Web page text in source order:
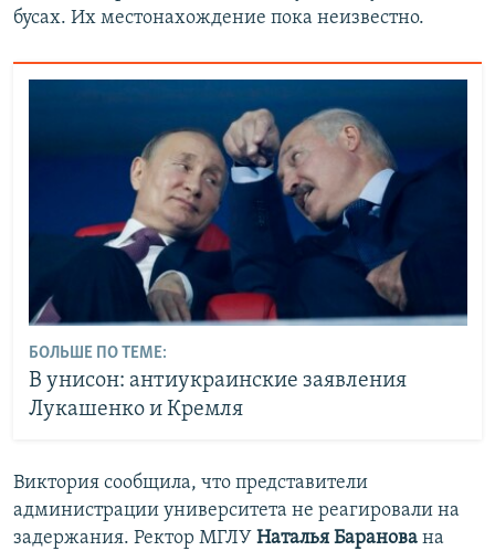
бусах. Их местонахождение пока неизвестно.
БОЛЬШЕ ПО ТЕМЕ:
В унисон: антиукраинские заявления
Лукашенко и Кремля
Виктория сообщила, что представители
администрации университета не реагировали на
задержания. Ректор МГЛУ Наталья Баранова на